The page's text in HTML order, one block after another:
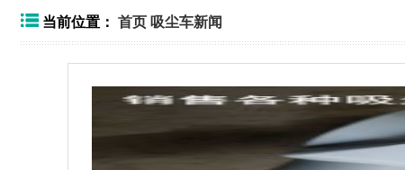
当前位置： 首页 吸尘车新闻